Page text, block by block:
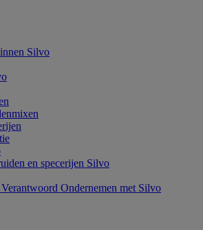
Silvo
en specerijen Silvo
Ondernemen met Silvo